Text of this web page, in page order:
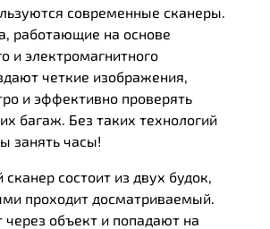
современные сканеры.
работающие на основе
и электромагнитного
четкие изображения,
и эффективно проверять
багаж. Без таких технологий
занять часы!
сканер состоит из двух будок,
проходит досматриваемый.
через объект и попадают на